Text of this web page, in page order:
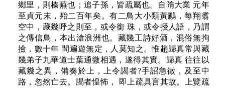
鄉里，則榛蕪也；追子孫，皆疏屬也。自隋大業 元年
至貞元末，殆二百年矣。有二鳥大小類黃鸝，每翔翥
空中，藏幾呼之則至，或令銜 珠，或令授人語，乃謂
之傳信鳥，本出滄浪洲也。藏幾工詩好酒，混俗無拘
撿，數十年 間遍遊無定，人莫知之。惟趙歸真常與藏
幾弟子九華道士葉通微相遇，遂得其實。歸真 往往以
藏幾之異，備奏於上，上令謁者?手詔急徵，及至中
路，忽然亡去。謁者惶怖， 即上疏具言其故。上覽疏